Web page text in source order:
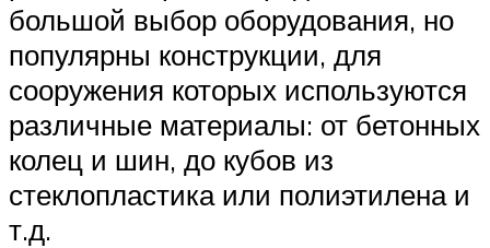
большой выбор оборудования, но
популярны конструкции, для
сооружения которых используются
различные материалы: от бетонных
колец и шин, до кубов из
стеклопластика или полиэтилена и
т.д.